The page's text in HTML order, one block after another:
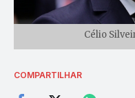
Célio
COMPARTILHAR